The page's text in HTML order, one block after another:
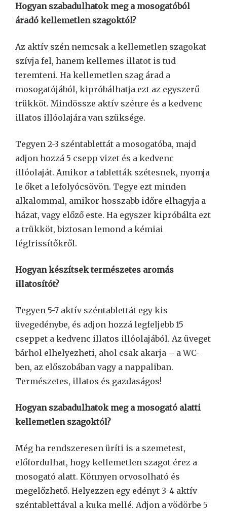
Hogyan szabadulhatok meg a mosogatóból
áradó kellemetlen szagoktól?
Az aktív szén nemcsak a kellemetlen szagokat
szívja fel, hanem kellemes illatot is tud
teremteni. Ha kellemetlen szag árad a
mosogatójából, kipróbálhatja ezt az egyszerű
trükköt. Mindössze aktív szénre és a kedvenc
illatos illóolajára van szüksége.
Tegyen 2-3 széntablettát a mosogatóba, majd
adjon hozzá 5 csepp vizet és a kedvenc
illóolaját. Amikor a tabletták szétesnek, nyomja
le őket a lefolyócsövön. Tegye ezt minden
alkalommal, amikor hosszabb időre elhagyja a
házat, vagy előző este. Ha egyszer kipróbálta ezt
a trükköt, biztosan lemond a kémiai
légfrissítőkről.
Hogyan készítsek természetes aromás
illatosítót?
Tegyen 5-7 aktív széntablettát egy kis
üvegedénybe, és adjon hozzá legfeljebb 15
cseppet a kedvenc illatos illóolajából. Az üveget
bárhol elhelyezheti, ahol csak akarja – a WC-
ben, az előszobában vagy a nappaliban.
Természetes, illatos és gazdaságos!
Hogyan szabadulhatok meg a mosogató alatti
kellemetlen szagoktól?
Még ha rendszeresen üríti is a szemetest,
előfordulhat, hogy kellemetlen szagot érez a
mosogató alatt. Könnyen orvosolható és
megelőzhető. Helyezzen egy edényt 3-4 aktív
széntablettával a kuka mellé. Adjon a vödörbe 5